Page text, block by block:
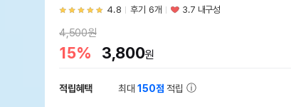
4.8 후기 6개 3.7 내구성
4,500원
15% 3,800원
적립혜택 최대150점 적립